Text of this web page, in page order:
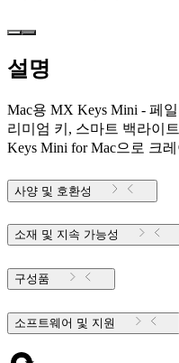
설명
Mac용 MX Keys Mini - 페
리미엄 키, 스마트 백라이
Keys Mini for Mac으로 크
사양 및 호환성
소재 및 지속 가능성
구성품
소프트웨어 및 지원